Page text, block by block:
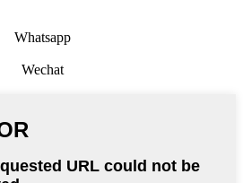
Whatsapp
Wechat